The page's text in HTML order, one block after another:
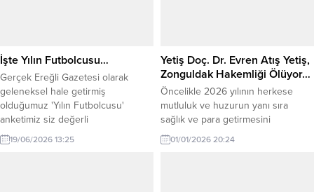
İşte Yılın Futbolcusu…
Gerçek Ereğli Gazetesi olarak
geleneksel hale getirmiş
olduğumuz 'Yılın Futbolcusu'
anketimiz siz değerli
okuyucularımızın oyları ile
belirlendi.
19/06/2026 13:25
Yetiş Doç. Dr. Evren Atış Yetiş,
Zonguldak Hakemliği Ölüyor…
Öncelikle 2026 yılının herkese
mutluluk ve huzurun yanı sıra
sağlık ve para getirmesini
diliyorum.
01/01/2026 20:24